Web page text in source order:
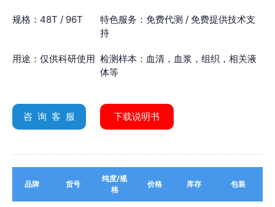
规格：48T / 96T
特色服务：免费代测 / 免费提供技术支
持
用途：仅供科研使用 检测样本：血清，血浆，组织，相关液
体等
咨 询 客 服 下载说明书
品牌 货号
纯度/规
格
价格 库存 包装